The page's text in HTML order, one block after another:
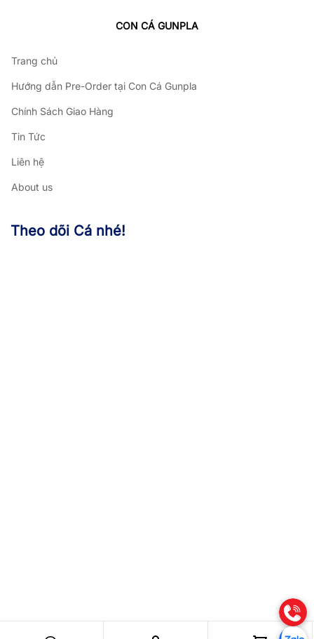
CON CÁ GUNPLA
Trang chủ
Hướng dẫn Pre-Order tại Con Cá Gunpla
Chính Sách Giao Hàng
Tin Tức
Liên hệ
About us
Theo dõi Cá nhé!